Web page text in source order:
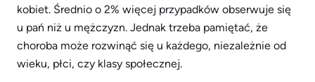
kobiet. Średnio o 2% więcej przypadków obserwuje się
u pań niż u mężczyzn. Jednak trzeba pamiętać, że
choroba może rozwinąć się u każdego, niezależnie od
wieku, płci, czy klasy społecznej.